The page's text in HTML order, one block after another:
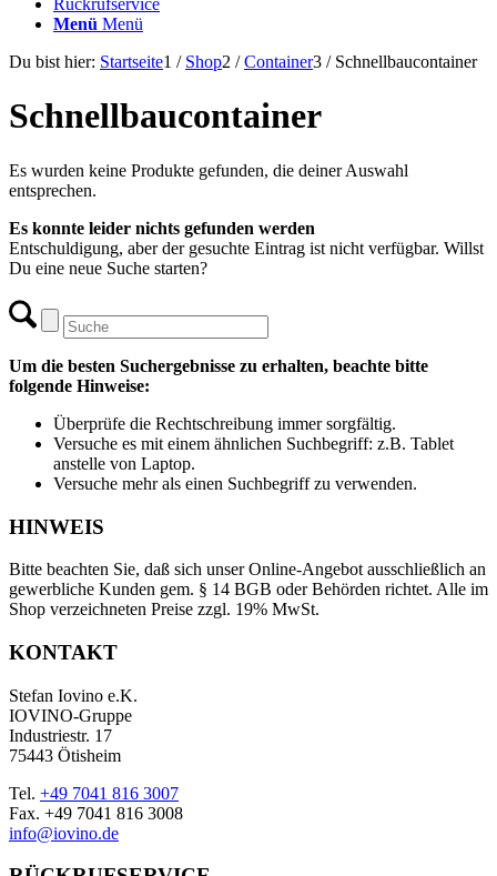
Rückrufservice
Menü Menü
Du bist hier: Startseite1 / Shop2 / Container3 / Schnellbaucontainer
Schnellbaucontainer
Es wurden keine Produkte gefunden, die deiner Auswahl
entsprechen.
Es konnte leider nichts gefunden werden
Entschuldigung, aber der gesuchte Eintrag ist nicht verfügbar. Willst
Du eine neue Suche starten?
Um die besten Suchergebnisse zu erhalten, beachte bitte
folgende Hinweise:
Überprüfe die Rechtschreibung immer sorgfältig.
Versuche es mit einem ähnlichen Suchbegriff: z.B. Tablet
anstelle von Laptop.
Versuche mehr als einen Suchbegriff zu verwenden.
HINWEIS
Bitte beachten Sie, daß sich unser Online-Angebot ausschließlich an
gewerbliche Kunden gem. § 14 BGB oder Behörden richtet. Alle im
Shop verzeichneten Preise zzgl. 19% MwSt.
KONTAKT
Stefan Iovino e.K.
IOVINO-Gruppe
Industriestr. 17
75443 Ötisheim
Tel. +49 7041 816 3007
Fax. +49 7041 816 3008
info@iovino.de